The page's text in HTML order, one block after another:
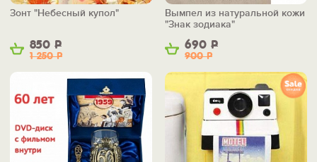
850 Р
1 250Р
Зонт "Небесный купол"
690 Р
900Р
Вымпел из натуральной кожи
"Знак зодиака"